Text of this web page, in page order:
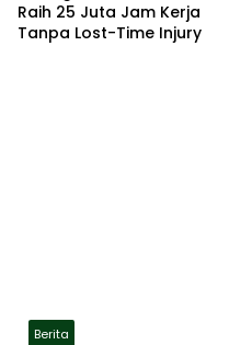
Raih 25 Juta Jam Kerja
Tanpa Lost-Time Injury
Berita